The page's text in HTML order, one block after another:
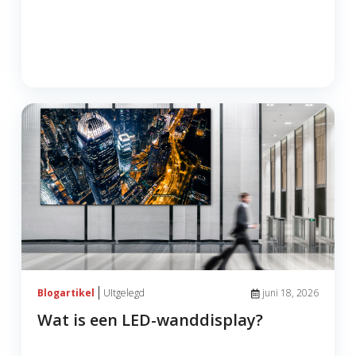
Blogartikel UItgelegd juni 18, 2026
Wat is een LED-wanddisplay?